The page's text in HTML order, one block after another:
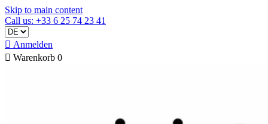
Skip to main content
Call us: +33 6 25 74 23 41
 Anmelden
 Warenkorb 0